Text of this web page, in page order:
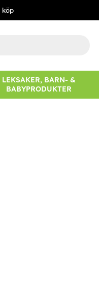
köp
LEKSAKER, BARN- &
BABYPRODUKTER